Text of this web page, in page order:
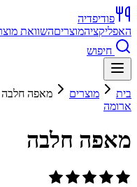
פודיפדיה
האפליקציהמוצריםהשוואת
חיפוש
בית מוצרים
מאפה חלבה
ארומה
מאפה חלבה